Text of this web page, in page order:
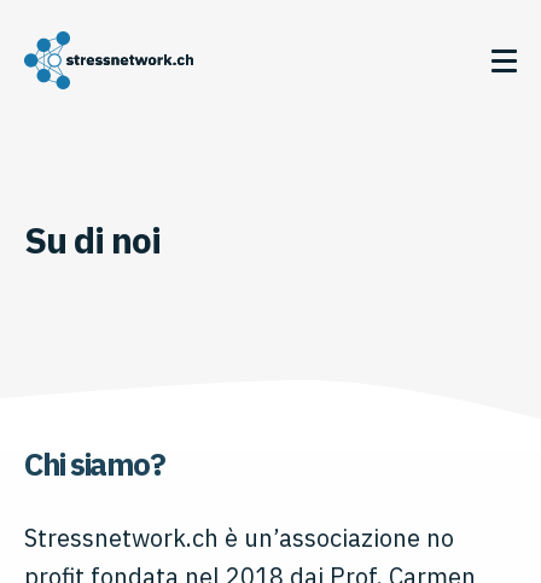
Su di noi
Chi siamo?
Stressnetwork.ch è un’associazione no
profit fondata nel 2018 dai Prof. Carmen